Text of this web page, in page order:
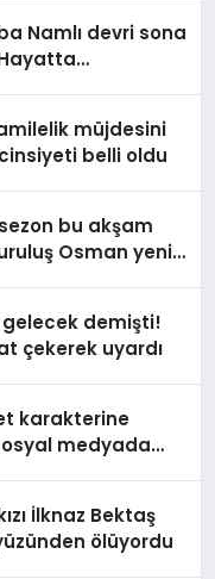
Namlı devri sona
müjdesini
belli oldu
bu akşam
Osman yeni
gelecek demişti!
çekerek uyardı
karakterine
medyada
İlknaz Bektaş
ölüyordu